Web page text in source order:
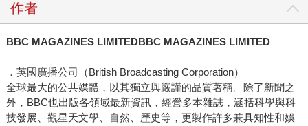
作者
BBC MAGAZINES LIMITEDBBC MAGAZINES LIMITED
．英國廣播公司（British Broadcasting Corporation）
全球最大的公共媒體，以其獨立與嚴謹的品質著稱。除了新聞之
外，BBC也出版各領域最新資訊，經營多本雜誌，涵括科學與科
技發展、觀星天文學、自然、歷史等，更製作許多兼具知性和娛